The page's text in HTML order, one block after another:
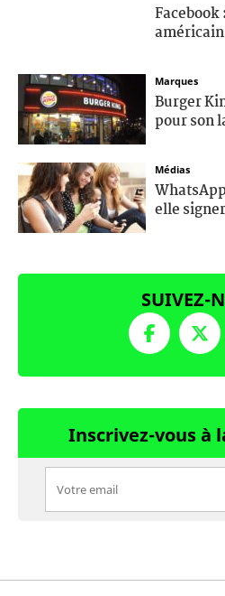
Facebook
Marques
Burger
pour son
Médias
elle
SUIVEZ-
Inscrivez-vous à